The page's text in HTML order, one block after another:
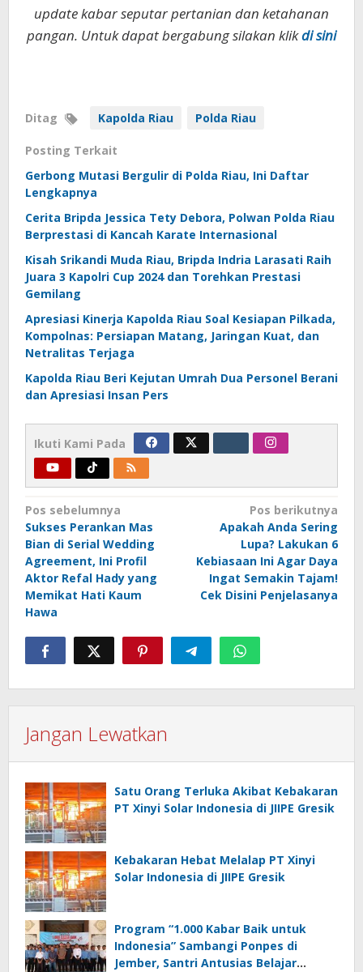
update kabar seputar pertanian dan ketahanan
pangan. Untuk dapat bergabung silakan klikdi sini
Ditag Kapolda Riau Polda Riau
Posting Terkait
Gerbong Mutasi Bergulir di Polda Riau, Ini Daftar
Lengkapnya
Cerita Bripda Jessica Tety Debora, Polwan Polda Riau
Berprestasi di Kancah Karate Internasional
Kisah Srikandi Muda Riau, Bripda Indria Larasati Raih
Juara 3 Kapolri Cup 2024 dan Torehkan Prestasi
Gemilang
Apresiasi Kinerja Kapolda Riau Soal Kesiapan Pilkada,
Kompolnas: Persiapan Matang, Jaringan Kuat, dan
Netralitas Terjaga
Kapolda Riau Beri Kejutan Umrah Dua Personel Berani
dan Apresiasi Insan Pers
Ikuti Kami Pada
Navigasi
pos
Pos sebelumnya
Sukses Perankan Mas
Bian di Serial Wedding
Agreement, Ini Profil
Aktor Refal Hady yang
Memikat Hati Kaum
Hawa
Pos berikutnya
Apakah Anda Sering
Lupa? Lakukan 6
Kebiasaan Ini Agar Daya
Ingat Semakin Tajam!
Cek Disini Penjelasanya
Jangan Lewatkan
Satu Orang Terluka Akibat Kebakaran
PT Xinyi Solar Indonesia di JIIPE Gresik
Kebakaran Hebat Melalap PT Xinyi
Solar Indonesia di JIIPE Gresik
Program “1.000 Kabar Baik untuk
Indonesia” Sambangi Ponpes di
Jember, Santri Antusias Belajar